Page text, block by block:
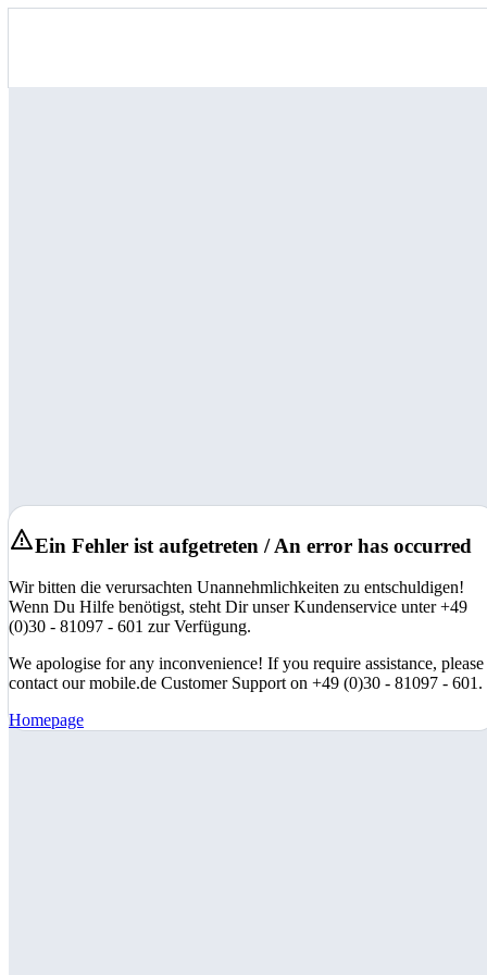
Ein Fehler ist aufgetreten / An error has occurred
Wir bitten die verursachten Unannehmlichkeiten zu entschuldigen!
Wenn Du Hilfe benötigst, steht Dir unser Kundenservice unter +49
(0)30 - 81097 - 601 zur Verfügung.
We apologise for any inconvenience! If you require assistance, please
contact our mobile.de Customer Support on +49 (0)30 - 81097 - 601.
Homepage